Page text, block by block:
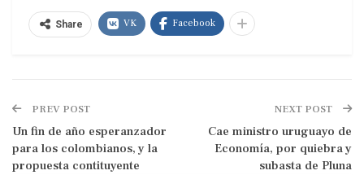
Maza Zavala que era necesario:“…un nacionalismo
revolucionario que apuntase hacia la liquidación
Share VK Facebook
PREV POST
Un fin de año esperanzador
para los colombianos, y la
propuesta contituyente
NEXT POST
Cae ministro uruguayo de
Economía, por quiebra y
subasta de Pluna